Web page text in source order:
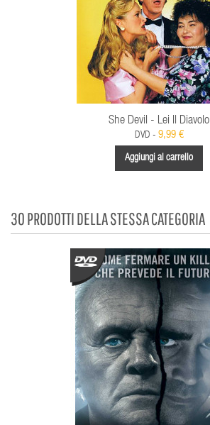
She Devil - Lei Il Diavolo
DVD - 9,99 €
Aggiungi al carrello
30 PRODOTTI DELLA STESSA CATEGORIA